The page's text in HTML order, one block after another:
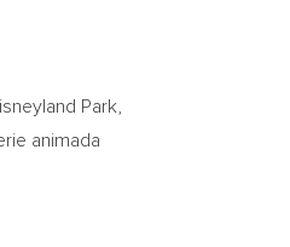
Park,
animada